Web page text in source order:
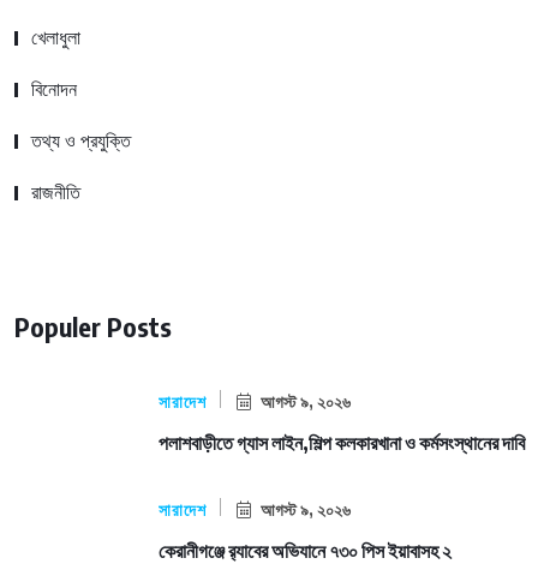
খেলাধুলা
বিনোদন
তথ্য ও প্রযুক্তি
রাজনীতি
Populer Posts
সারাদেশ আগস্ট ৯, ২০২৬
পলাশবাড়ীতে গ্যাস লাইন,শিল্প কলকারখানা ও কর্মসংস্থানের দাবি
সারাদেশ আগস্ট ৯, ২০২৬
কেরানীগঞ্জে র‍্যাবের অভিযানে ৭৩০ পিস ইয়াবাসহ ২